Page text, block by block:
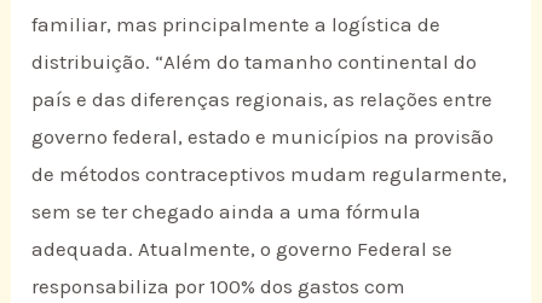
familiar, mas principalmente a logística de
distribuição. “Além do tamanho continental do
país e das diferenças regionais, as relações entre
governo federal, estado e municípios na provisão
de métodos contraceptivos mudam regularmente,
sem se ter chegado ainda a uma fórmula
adequada. Atualmente, o governo Federal se
responsabiliza por 100% dos gastos com